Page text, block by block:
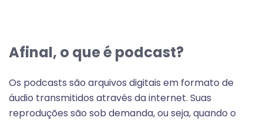
Afinal, o que é podcast?
Os podcasts são arquivos digitais em formato de
áudio transmitidos através da internet. Suas
reproduções são sob demanda, ou seja, quando o